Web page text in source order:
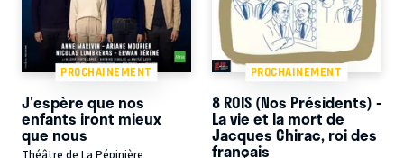
PROCHAINEMENT
J'espère que nos
enfants iront mieux
que nous
PROCHAINEMENT
8 ROIS (Nos Présidents) -
La vie et la mort de
Jacques Chirac, roi des
français